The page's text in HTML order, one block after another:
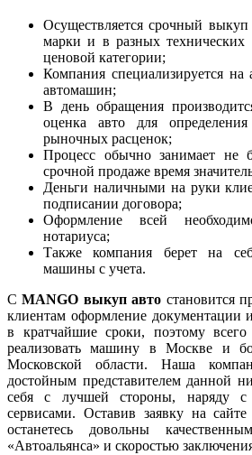
Осуществляется срочный выкуп
марки и в разных технических
ценовой категории;
Компания специализируется на
автомашин;
В день обращения
оценка авто для
рыночных расценок;
Процесс обычно занимает не
срочной продаже время
Деньги наличными на руки
подписании договора;
Оформление всей
нотариуса;
Также компания берет на
машины с учета.
СMANGO выкуп авто становится
клиентам оформление документации
в кратчайшие сроки, поэтому
реализовать машину в Москве и
Московской области. Наша
достойным представителем данной
себя с лучшей стороны, наряду
сервисами. Оставив заявку на
останетесь довольны
«Автоальянса» и скоростью